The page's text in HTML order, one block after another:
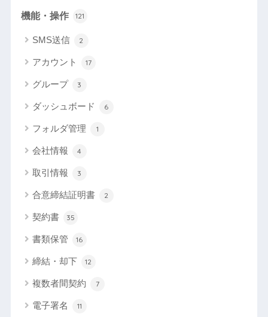
機能・操作 121
SMS送信 2
アカウント 17
グループ 3
ダッシュボード 6
フォルダ管理 1
会社情報 4
取引情報 3
合意締結証明書 2
契約書 35
書類保管 16
締結・却下 12
複数者間契約 7
電子署名 11